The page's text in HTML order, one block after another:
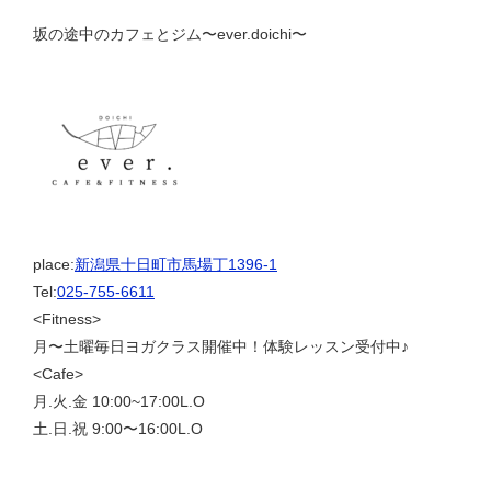
坂の途中のカフェとジム〜ever.doichi〜
place:新潟県十日町市馬場丁1396-1
Tel:025-755-6611
<Fitness>
月〜土曜毎日ヨガクラス開催中！体験レッスン受付中♪
<Cafe>
月.火.金 10:00~17:00L.O
土.日.祝 9:00〜16:00L.O